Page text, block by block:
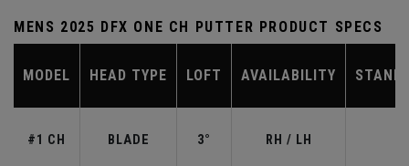
MENS 2025 DFX ONE CH PUTTER PRODUCT SPECS
MODEL HEAD TYPE LOFT AVAILABILITY
#1 CH BLADE 3° RH / LH